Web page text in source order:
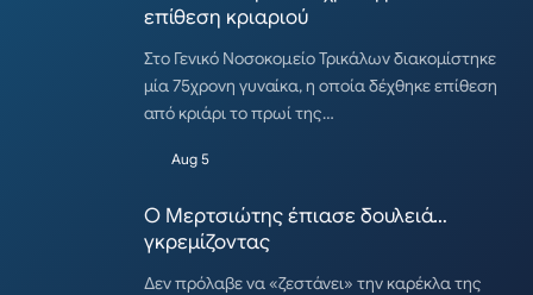
επίθεση κριαριού
Στο Γενικό Νοσοκομείο Τρικάλων διακομίστηκε
μία 75χρονη γυναίκα, η οποία δέχθηκε επίθεση
από κριάρι το πρωί της…
Aug 5
Ο Μερτσιώτης έπιασε δουλειά…
γκρεμίζοντας
Δεν πρόλαβε να «ζεστάνει» την καρέκλα της